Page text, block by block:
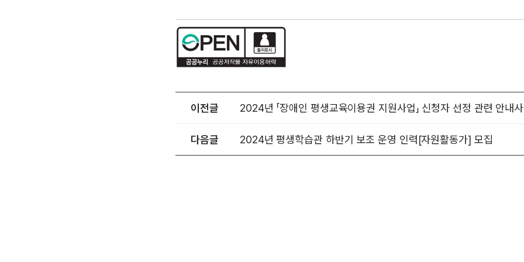
이전글 2024년 「장애인 평생교육이용권 지원사업」 신청자 선정 관련 안내
다음글 2024년 평생학습관 하반기 보조 운영 인력[자원활동가] 모집